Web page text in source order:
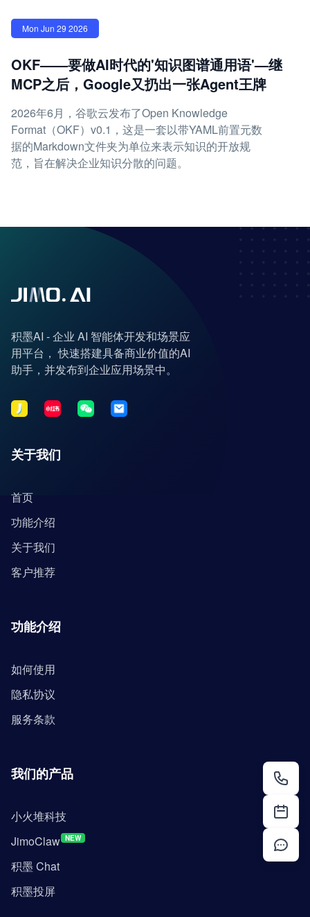
Mon Jun 29 2026
OKF——要做AI时代的'知识图谱通用语'—继
MCP之后，Google又扔出一张Agent王牌
2026年6月，谷歌云发布了Open Knowledge
Format（OKF）v0.1，这是一套以带YAML前置元数
据的Markdown文件夹为单位来表示知识的开放规
范，旨在解决企业知识分散的问题。
积墨AI - 企业 AI 智能体开发和场景应
用平台， 快速搭建具备商业价值的AI
助手，并发布到企业应用场景中。
关于我们
首页
功能介绍
关于我们
客户推荐
功能介绍
如何使用
隐私协议
服务条款
我们的产品
小火堆科技
JimoClaw NEW
积墨 Chat
积墨投屏